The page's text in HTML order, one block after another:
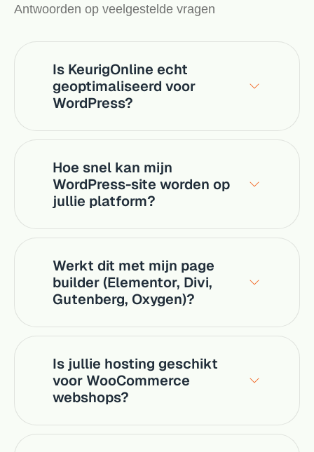
Antwoorden op veelgestelde vragen
Is KeurigOnline echt
geoptimaliseerd voor
WordPress?
Hoe snel kan mijn
WordPress-site worden op
jullie platform?
Werkt dit met mijn page
builder (Elementor, Divi,
Gutenberg, Oxygen)?
Is jullie hosting geschikt
voor WooCommerce
webshops?